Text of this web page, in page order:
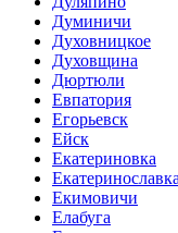
Думиничи
Духовницкое
Духовщина
Дюртюли
Евпатория
Егорьевск
Ейск
Екатериновка
Екатеринославка
Екимовичи
Елабуга